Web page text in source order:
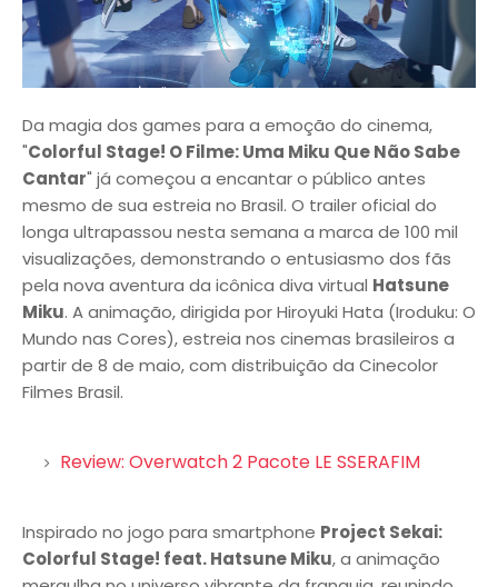
Da magia dos games para a emoção do cinema,
"Colorful Stage! O Filme: Uma Miku Que Não Sabe
Cantar" já começou a encantar o público antes
mesmo de sua estreia no Brasil. O trailer oficial do
longa ultrapassou nesta semana a marca de 100 mil
visualizações, demonstrando o entusiasmo dos fãs
pela nova aventura da icônica diva virtual Hatsune
Miku. A animação, dirigida por Hiroyuki Hata (Iroduku: O
Mundo nas Cores), estreia nos cinemas brasileiros a
partir de 8 de maio, com distribuição da Cinecolor
Filmes Brasil.
Review: Overwatch 2 Pacote LE SSERAFIM
Inspirado no jogo para smartphone Project Sekai:
Colorful Stage! feat. Hatsune Miku, a animação